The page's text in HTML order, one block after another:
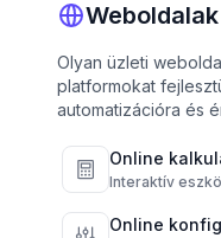
Olyan üzleti
platformokat
automatizációra és
Online
Interaktív
konverzióhoz.
Online